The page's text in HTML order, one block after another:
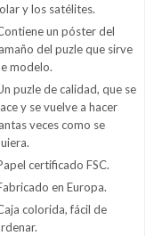
y los satélites.
un póster del
del puzle que sirve
modelo.
puzle de calidad, que se
y se vuelve a hacer
veces como se
certificado FSC.
en Europa.
colorida, fácil de